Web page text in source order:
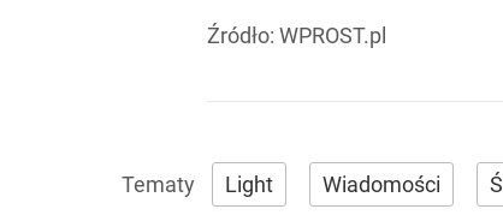
Źródło: WPROST.pl
Light Wiadomości